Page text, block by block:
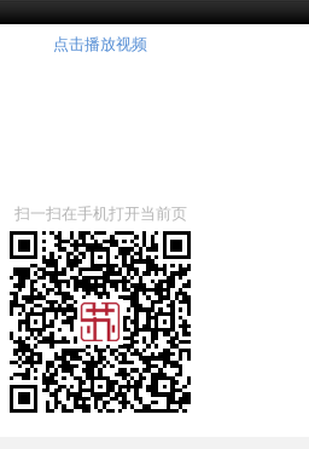
点击播放视频
扫一扫在手机打开当前页